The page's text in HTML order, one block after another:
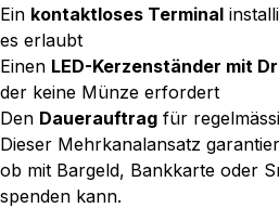
Ein kontaktloses Terminal
es erlaubt
Einen LED-Kerzenständer mit
der keine Münze erfordert
Den Dauerauftrag für
Dieser Mehrkanalansatz
ob mit Bargeld, Bankkarte oder
spenden kann.